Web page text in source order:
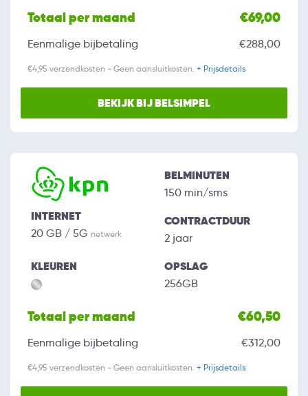
Totaal per maand €69,00
Eenmalige bijbetaling €288,00
€4,95 verzendkosten - Geen aansluitkosten. + Prijsdetails
BEKIJK BIJ BELSIMPEL
INTERNET
20 GB / 5G netwerk
BELMINUTEN
150 min/sms
CONTRACTDUUR
2 jaar
KLEUREN OPSLAG
256GB
Totaal per maand €60,50
Eenmalige bijbetaling €312,00
€4,95 verzendkosten - Geen aansluitkosten. + Prijsdetails